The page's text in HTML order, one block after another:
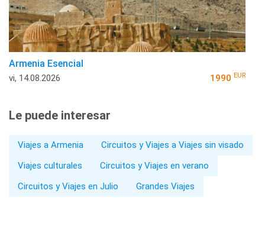
Armenia Esencial
vi, 14.08.2026 1990 EUR
Le puede interesar
Viajes a Armenia
Circuitos y Viajes a Viajes sin visado
Viajes culturales
Circuitos y Viajes en verano
Circuitos y Viajes en Julio
Grandes Viajes